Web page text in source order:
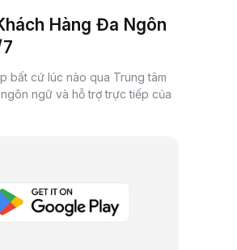
Hàng Đa Ngôn
bất cứ lúc nào qua Trung tâm
ngữ và hỗ trợ trực tiếp của